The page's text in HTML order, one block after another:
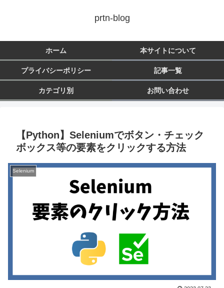
prtn-blog
ホーム 本サイトについて
プライバシーポリシー 記事一覧
カテゴリ別 お問い合わせ
【Python】Seleniumでボタン・チェック
ボックス等の要素をクリックする方法
Selenium